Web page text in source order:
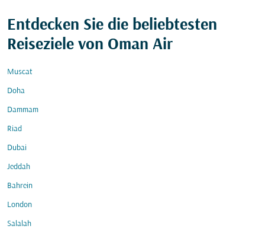
Entdecken Sie die beliebtesten
Reiseziele von Oman Air
Muscat
Doha
Dammam
Riad
Dubai
Jeddah
Bahrein
London
Salalah